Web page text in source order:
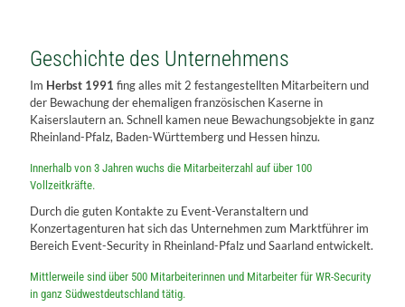
Geschichte des Unternehmens
Im Herbst 1991 fing alles mit 2 festangestellten Mitarbeitern und
der Bewachung der ehemaligen französischen Kaserne in
Kaiserslautern an. Schnell kamen neue Bewachungsobjekte in ganz
Rheinland-Pfalz, Baden-Württemberg und Hessen hinzu.
Innerhalb von 3 Jahren wuchs die Mitarbeiterzahl auf über 100
Vollzeitkräfte.
Durch die guten Kontakte zu Event-Veranstaltern und
Konzertagenturen hat sich das Unternehmen zum Marktführer im
Bereich Event-Security in Rheinland-Pfalz und Saarland entwickelt.
Mittlerweile sind über 500 Mitarbeiterinnen und Mitarbeiter für WR-Security
in ganz Südwestdeutschland tätig.